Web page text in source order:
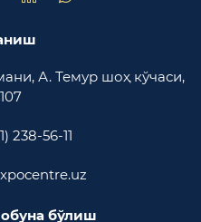
А. Темур шоҳ кўчаси,
107
238-56-11
бўлиш